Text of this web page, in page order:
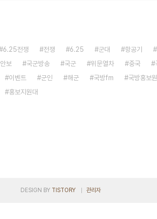
6.25전쟁 전쟁 6.25 군대 항공기
안보 국군방송 국군 위문열차 중국
이벤트 군인 해군 국방fm 국방홍보원
홍보지원대
DESIGN BY TISTORY 관리자